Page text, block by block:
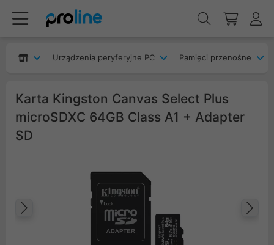
Urządzenia peryferyjne PC Pamięci przenośne
Karta Kingston Canvas Select Plus
microSDXC 64GB Class A1 + Adapter
SD
Poprzedni